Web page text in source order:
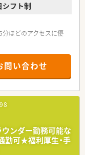
シフト制
ほどのアクセスに優
で医療事務が2名から
おり地域に密着した
業など多角的な事業
社風であり全員が安心
問い合わせ
ンダー勤務可能な
勤可★福利厚生・手